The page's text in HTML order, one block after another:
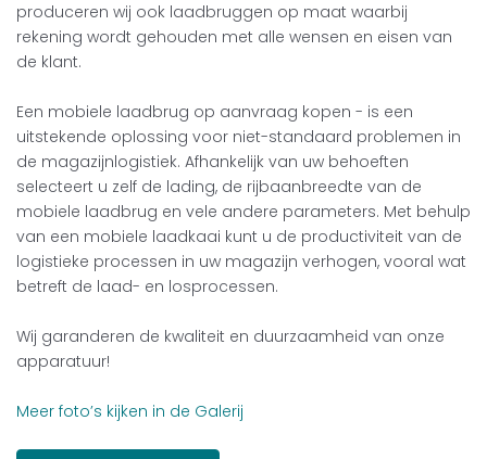
produceren wij ook laadbruggen op maat waarbij
rekening wordt gehouden met alle wensen en eisen van
de klant.
Een mobiele laadbrug op aanvraag kopen - is een
uitstekende oplossing voor niet-standaard problemen in
de magazijnlogistiek. Afhankelijk van uw behoeften
selecteert u zelf de lading, de rijbaanbreedte van de
mobiele laadbrug en vele andere parameters. Met behulp
van een mobiele laadkaai kunt u de productiviteit van de
logistieke processen in uw magazijn verhogen, vooral wat
betreft de laad- en losprocessen.
Wij garanderen de kwaliteit en duurzaamheid van onze
apparatuur!
Meer foto’s kijken in de Galerij